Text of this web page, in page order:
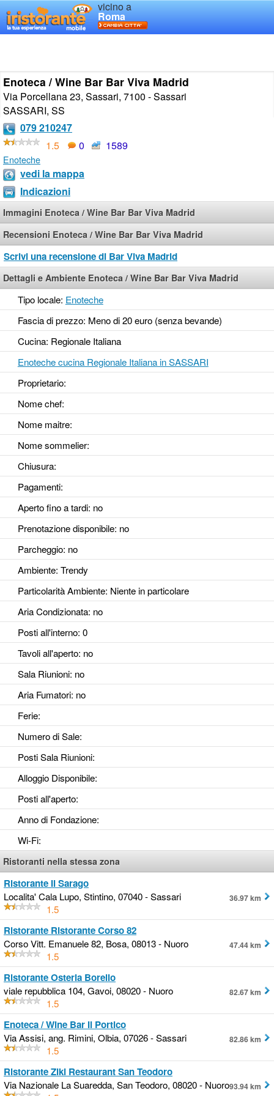
vicino a
Roma
Enoteca / Wine Bar Bar Viva Madrid
Via Porcellana 23, Sassari, 7100 - Sassari
SASSARI, SS
079 210247
1.5
0 1589
Enoteche
vedi la mappa
Indicazioni
Immagini Enoteca / Wine Bar Bar Viva Madrid
Recensioni Enoteca / Wine Bar Bar Viva Madrid
Scrivi una recensione di Bar Viva Madrid
Dettagli e Ambiente Enoteca / Wine Bar Bar Viva Madrid
Tipo locale: Enoteche
Fascia di prezzo: Meno di 20 euro (senza bevande)
Cucina: Regionale Italiana
Enoteche cucina Regionale Italiana in SASSARI
Proprietario:
Nome chef:
Nome maitre:
Nome sommelier:
Chiusura:
Pagamenti:
Aperto fino a tardi: no
Prenotazione disponibile: no
Parcheggio: no
Ambiente: Trendy
Particolarità Ambiente: Niente in particolare
Aria Condizionata: no
Posti all'interno: 0
Tavoli all'aperto: no
Sala Riunioni: no
Aria Fumatori: no
Ferie:
Numero di Sale:
Posti Sala Riunioni:
Alloggio Disponibile:
Posti all'aperto:
Anno di Fondazione:
Wi-Fi:
Ristoranti nella stessa zona
Ristorante Il Sarago
Localita' Cala Lupo, Stintino, 07040 - Sassari
1.5
36.97 km
Ristorante Ristorante Corso 82
Corso Vitt. Emanuele 82, Bosa, 08013 - Nuoro
1.5
47.44 km
Ristorante Osteria Borello
viale repubblica 104, Gavoi, 08020 - Nuoro
1.5
82.67 km
Enoteca / Wine Bar Il Portico
Via Assisi, ang. Rimini, Olbia, 07026 - Sassari
1.5
82.86 km
Ristorante Ziki Restaurant San Teodoro
Via Nazionale La Suaredda, San Teodoro, 08020 - Nuoro93.94 km